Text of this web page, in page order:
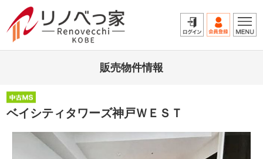
販売物件情報
ベイシティタワーズ神戸ＷＥＳＴ